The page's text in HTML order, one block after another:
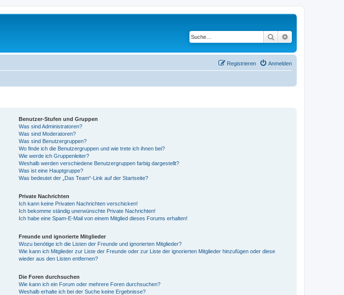
Suche
Anmelden
Registrieren
Benutzer-Stufen und Gruppen
Was sind Administratoren?
Was sind Moderatoren?
Was sind Benutzergruppen?
Wo finde ich die Benutzergruppen und wie trete ich ihnen bei?
Wie werde ich Gruppenleiter?
Weshalb werden verschiedene Benutzergruppen farbig dargestellt?
Was ist eine Hauptgruppe?
Was bedeutet der „Das Team“-Link auf der Startseite?
Private Nachrichten
Ich kann keine Privaten Nachrichten verschicken!
Ich bekomme ständig unerwünschte Private Nachrichten!
Ich habe eine Spam-E-Mail von einem Mitglied dieses Forums erhalten!
Freunde und ignorierte Mitglieder
Wozu benötige ich die Listen der Freunde und ignorierten Mitglieder?
Wie kann ich Mitglieder zur Liste der Freunde oder zur Liste der ignorierten Mitglieder hinzufügen oder diese
wieder aus den Listen entfernen?
Die Foren durchsuchen
Wie kann ich ein Forum oder mehrere Foren durchsuchen?
Weshalb erhalte ich bei der Suche keine Ergebnisse?